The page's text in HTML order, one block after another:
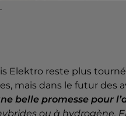
Elektro reste plus
mais dans le futur des
belle promesse pour
ou à hydrogène.